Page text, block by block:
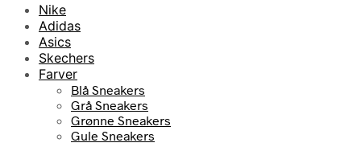
Nike
Adidas
Asics
Skechers
Farver
Blå Sneakers
Grå Sneakers
Grønne Sneakers
Gule Sneakers